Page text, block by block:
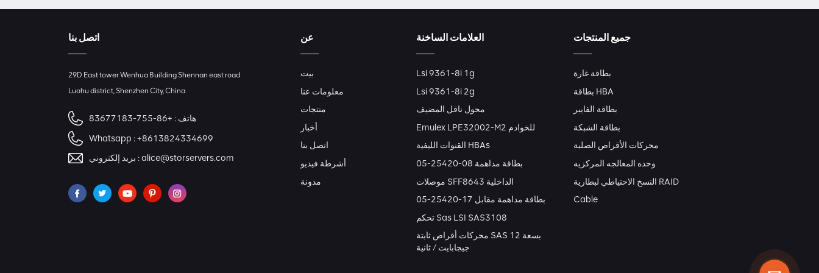
اتصل بنا
29D East tower Wenhua Building Shennan east road
Luohu district, Shenzhen City, China
هاتف : +86-755-83677183
Whatsapp :+8613824334699
بريد إلكتروني :alice@storservers.com
عن
بيت
معلومات عنا
منتجات
أخبار
اتصل بنا
أشرطة فيديو
مدونة
العلامات الساخنة
Lsi 9361-8i 1g
Lsi 9361-8i 2g
محول ناقل المضيف
Emulex LPE32002-M2 للخوادم
القنوات الليفية HBAs
بطاقة مداهمة 08-25420-05
موصلات SFF8643 الداخلية
بطاقة مداهمة مقابل 17-25420-05
تحكم Sas LSI SAS3108
محركات أقراص ثابتة SAS بسعة 12
جيجابايت / ثانية
جميع المنتجات
بطاقة غارة
بطاقة HBA
بطاقة الفايبر
بطاقة الشبكة
محركات الأقراص الصلبة
وحده المعالجه المركزيه
النسخ الاحتياطي لبطارية RAID
Cable